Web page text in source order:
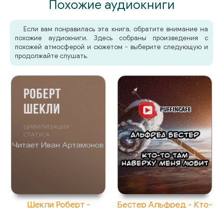
066
068
069
071
076
Похожие аудиокниги
Если вам понравилась эта книга, обратите внимание на
похожие аудиокниги. Здесь собраны произведения с
похожей атмосферой и сюжетом - выберите следующую и
продолжайте слушать.
Шекли Роберт -
Бестер Альфред - Кто-